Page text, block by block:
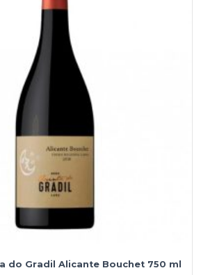
do Gradil Alicante Bouchet 750 ml